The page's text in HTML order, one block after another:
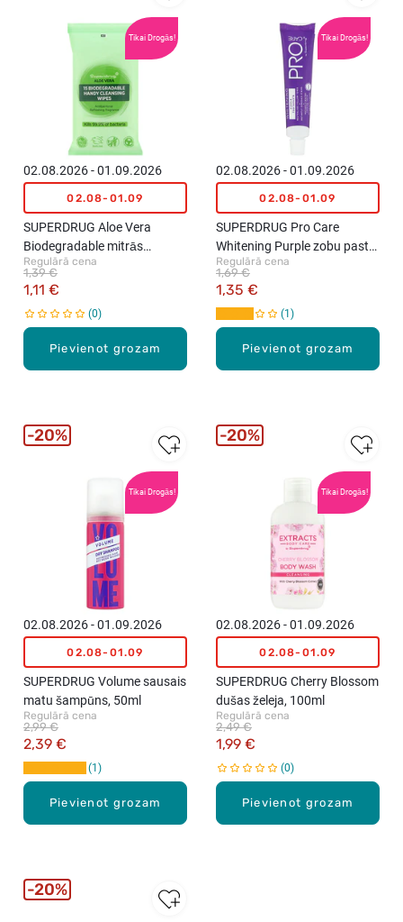
Tikai Drogās!
Pievienot grozam
02.08.2026 - 01.09.2026
02.08-01.09
SUPERDRUG Aloe Vera
Biodegradable mitrās
salvetes, 15gab.
Regulārā cena
1,11 €
1,39 €
0
Tikai Drogās!
Pievienot grozam
02.08.2026 - 01.09.2026
02.08-01.09
SUPERDRUG Pro Care
Whitening Purple zobu pasta,
25ml
Regulārā cena
1,35 €
1,69 €
1
Tikai Drogās!
Pievienot grozam
02.08.2026 - 01.09.2026
02.08-01.09
SUPERDRUG Volume sausais
matu šampūns, 50ml
Regulārā cena
2,39 €
2,99 €
1
20%
Tikai Drogās!
Pievienot grozam
02.08.2026 - 01.09.2026
02.08-01.09
SUPERDRUG Cherry Blossom
dušas želeja, 100ml
Regulārā cena
1,99 €
2,49 €
0
20%
20%